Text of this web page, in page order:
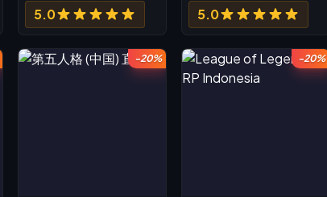
5.0 5.0
-20% -20%